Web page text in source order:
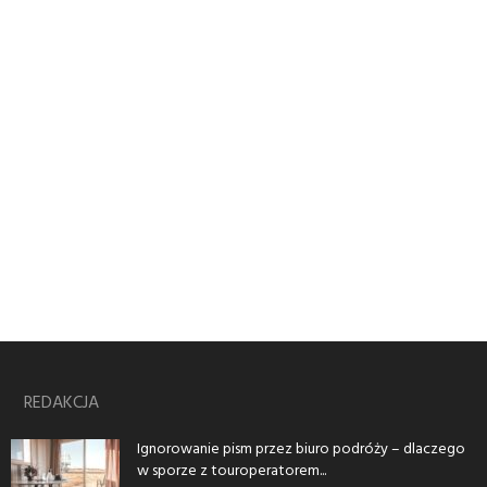
REDAKCJA
Ignorowanie pism przez biuro podróży – dlaczego
w sporze z touroperatorem...